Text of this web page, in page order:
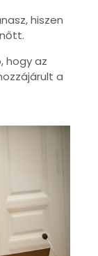
hiszen
hogy az
a